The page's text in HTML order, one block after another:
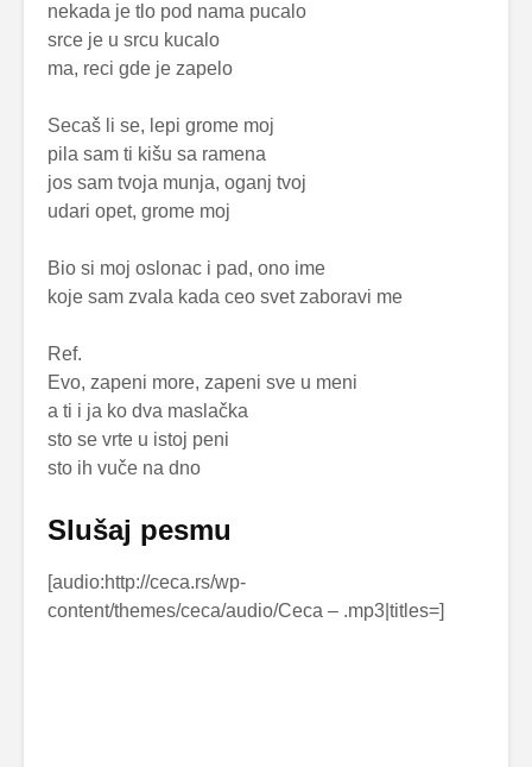
nekada je tlo pod nama pucalo
srce je u srcu kucalo
ma, reci gde je zapelo
Secaš li se, lepi grome moj
pila sam ti kišu sa ramena
jos sam tvoja munja, oganj tvoj
udari opet, grome moj
Bio si moj oslonac i pad, ono ime
koje sam zvala kada ceo svet zaboravi me
Ref.
Evo, zapeni more, zapeni sve u meni
a ti i ja ko dva maslačka
sto se vrte u istoj peni
sto ih vuče na dno
Slušaj pesmu
[audio:http://ceca.rs/wp-
content/themes/ceca/audio/Ceca – .mp3|titles=]